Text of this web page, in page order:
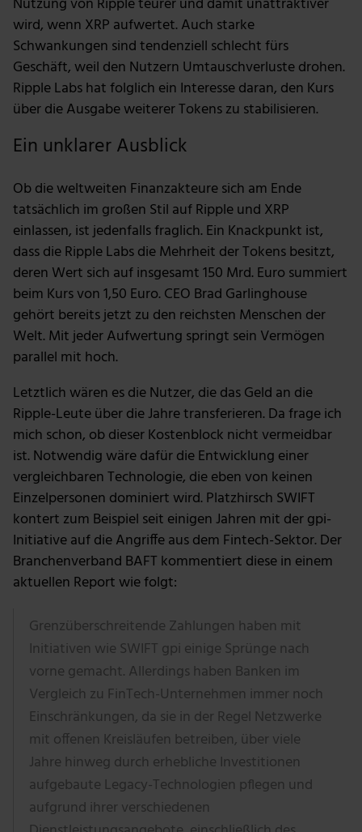
Wir verwenden Cookies, um Inhalte und Anzeigen zu
personalisieren, Funktionen für soziale Medien anbieten
zu können und die Zugriffe auf unsere Website zu
analysieren. Außerdem geben wir Informationen zu
deiner Verwendung unserer Website an unsere Partner
für soziale Medien, Werbung und Analysen weiter.
möglicherweise mit weiteren Daten zusammen, die du
Nutzung der Dienste gesammelt haben.
wird, wenn XRP aufwertet. Auch starke
Schwankungen sind tendenziell schlecht fürs
Geschäft, weil den Nutzern Umtauschverluste drohen.
Ripple Labs hat folglich ein Interesse daran, den Kurs
über die Ausgabe weiterer Tokens zu stabilisieren.
Ein unklarer Ausblick
Ob die weltweiten Finanzakteure sich am Ende
tatsächlich im großen Stil auf Ripple und XRP
einlassen, ist jedenfalls fraglich. Ein Knackpunkt ist,
dass die Ripple Labs die Mehrheit der Tokens besitzt,
deren Wert sich auf insgesamt 150 Mrd. Euro summiert
beim Kurs von 1,50 Euro. CEO Brad Garlinghouse
gehört bereits jetzt zu den reichsten Menschen der
Welt. Mit jeder Aufwertung springt sein Vermögen
parallel mit hoch.
Letztlich wären es die Nutzer, die das Geld an die
Ripple-Leute über die Jahre transferieren. Da frage ich
mich schon, ob dieser Kostenblock nicht vermeidbar
ist. Notwendig wäre dafür die Entwicklung einer
vergleichbaren Technologie, die eben von keinen
Einzelpersonen dominiert wird. Platzhirsch SWIFT
kontert zum Beispiel seit einigen Jahren mit der gpi-
Initiative auf die Angriffe aus dem Fintech-Sektor. Der
Branchenverband BAFT kommentiert diese in einem
aktuellen Report wie folgt:
Grenzüberschreitende Zahlungen haben mit
Initiativen wie SWIFT gpi einige Sprünge nach
vorne gemacht. Allerdings haben Banken im
Vergleich zu FinTech-Unternehmen immer noch
Einschränkungen, da sie in der Regel Netzwerke
mit offenen Kreisläufen betreiben, über viele
Jahre hinweg durch erhebliche Investitionen
aufgebaute Legacy-Technologien pflegen und
aufgrund ihrer verschiedenen